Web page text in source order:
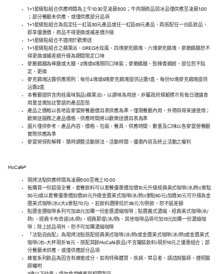
1+1星級點組合供應時間為上午10:30至凌晨5:00；牛肉類商品與冰品僅供應至凌晨1:00
；部分餐廳未供應，或僅供應部分品項
1+1星級點組合為指定任一紅區50元產品或任一紅區69元產品，再搭配任一白區飲品，
即享優惠價，商品不得更換或補差價升級
1+1星級點組合不適用於歡樂送
1+1星級點組合之蘋果派、OREO冰炫風、四塊麥克鷄塊、六塊麥克鷄塊、麥脆鷄腿恕不
得更換或補差額升級為期間限定口味
麥脆鷄腿為棒腿或大腿，2塊或6塊限同口味裝；麥脆鷄腿、勁辣香鷄翅，部位恕不指
定、更換
麥克鷄塊沾醬供應規則：每份4塊或6塊麥克鷄塊提供沾醬1盒、每份10塊麥克鷄塊提供
沾醬2盒
本餐廳提供含肉桂風味製品(蘋果派)，以調味為用途，非屬政府規範標示有每日建議食
用量並需加註警語的產品型態
產品之價格以各地區麥當勞餐廳價目表供應為準，僅限餐廳內用、外帶與得來速使用；
歡樂送服務之產品價格、供應時間將以歡樂送價目表為準
圖片僅供參考，產品內容、價格、包裝、餐具、供應時間、數量及口味以各麥當勞餐廳
實際供應為準
麥當勞保有解釋、隨時調整活動辦法、活動時間、優惠內容及終止活動之權利
McCafé®
現烤法點供應時間為凌晨5:00至晚上10:00
每購買一份超值全餐，套餐飲料可以套餐優惠價加價10元升級經典美式咖啡(冰/熱)(單點
50元)或以套餐優惠價加價20元升級金選美式咖啡(冰/熱)(單點60元)加價30元可升級為金
選美式咖啡(冰)(大)(單點70元) ，若飲料選擇低於38元冷/熱飲，恕不退差額
點選金選咖啡系列可加25元加購一份金選濃縮咖啡；點選義式濃縮、經典美式咖啡(冰/
熱) 、經典卡布奇諾(冰/熱)、經典那堤(冰/熱)、其他咖啡品項可加15元加購一份濃縮咖
啡；除上述品項外，恕不可加購濃縮咖啡
「法點自由配」為現烤法點搭配經典美式咖啡(冰/熱)或金選美式咖啡(冰/熱)或金選美式
咖啡(冰)-大杯現折18元、搭配其餘McCafé 飲品(不含罐裝飲料)現折16元之優惠組合；部
分餐廳未供應，或僅供應部分品項
蜂蜜系列飲品為因含有蜂蜜成分，如有特殊體質、疾病、禁忌者，請諮詢醫師，遵照醫
師囑咐